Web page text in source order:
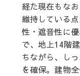
経た現在もな
維持している
性・遮音性に
で、地上14階
ちながら、し
を確保。建物